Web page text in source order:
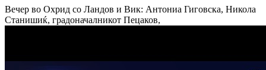
Вечер во Охрид со Ландов и Вик: Антониа Гиговска, Никола
Станишиќ, градоначалникот Пецаков,